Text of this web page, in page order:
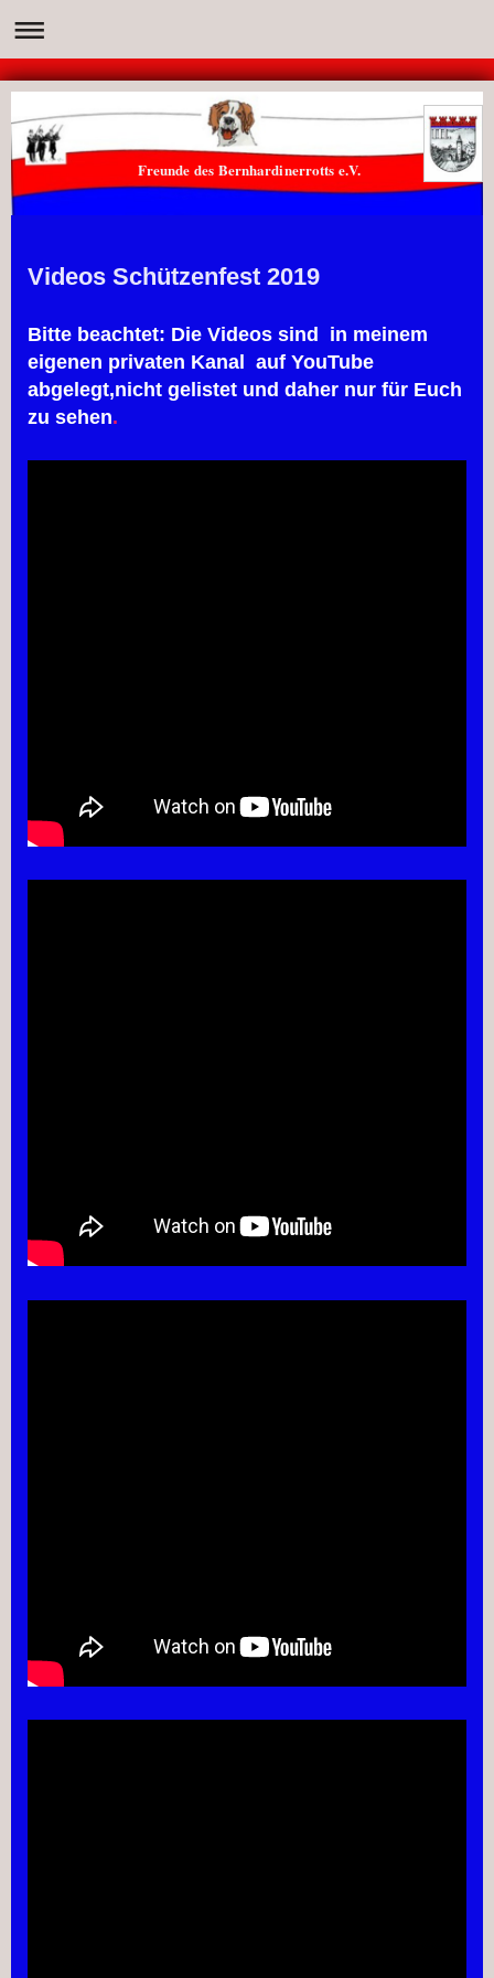
Freunde des Bernhardinerrotts e.V.
Videos Schützenfest 2019
Bitte beachtet: Die Videos sind in meinem
eigenen privaten Kanal auf YouTube
abgelegt,nicht gelistet und daher nur für Euch
zu sehen.